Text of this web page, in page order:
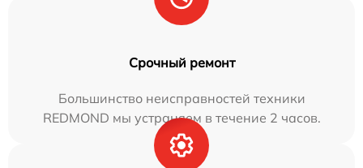
Срочный ремонт
Большинство неисправностей техники
REDMOND мы устраняем в течение 2 часов.